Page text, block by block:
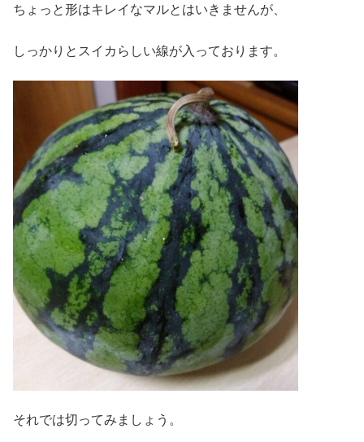
ちょっと形はキレイなマルとはいきませんが、
しっかりとスイカらしい線が入っております。
それでは切ってみましょう。